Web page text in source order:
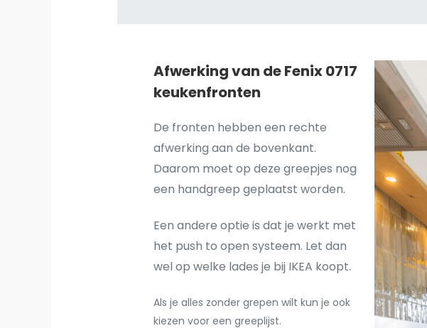
Afwerking van de Fenix 0717
keukenfronten
De fronten hebben een rechte
afwerking aan de bovenkant.
Daarom moet op deze greepjes nog
een handgreep geplaatst worden.
Een andere optie is dat je werkt met
het push to open systeem. Let dan
wel op welke lades je bij IKEA koopt.
Als je alles zonder grepen wilt kun je ook
kiezen voor een greeplijst.